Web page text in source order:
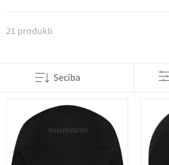
Produkti kategorijā Cepures un
21 produkti
Secība